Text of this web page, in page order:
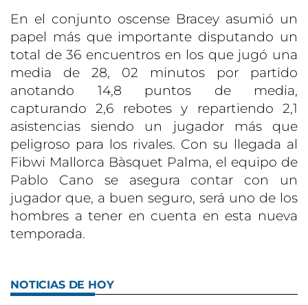
En el conjunto oscense Bracey asumió un
papel más que importante disputando un
total de 36 encuentros en los que jugó una
media de 28, 02 minutos por partido
anotando 14,8 puntos de media,
capturando 2,6 rebotes y repartiendo 2,1
asistencias siendo un jugador más que
peligroso para los rivales. Con su llegada al
Fibwi Mallorca Bàsquet Palma, el equipo de
Pablo Cano se asegura contar con un
jugador que, a buen seguro, será uno de los
hombres a tener en cuenta en esta nueva
temporada.
NOTICIAS DE HOY